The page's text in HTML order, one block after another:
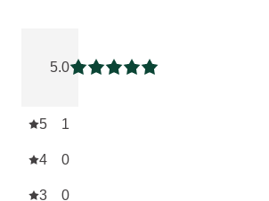
5.0
Puntuación: 5 / 5 estrellas
5 1
4 0
3 0